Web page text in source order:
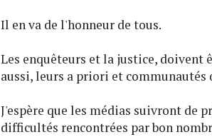
Il en va de l'honneur de tous.
Les enquêteurs et la justice,
aussi, leurs a priori et
J'espère que les médias suivront de
difficultés rencontrées par bon